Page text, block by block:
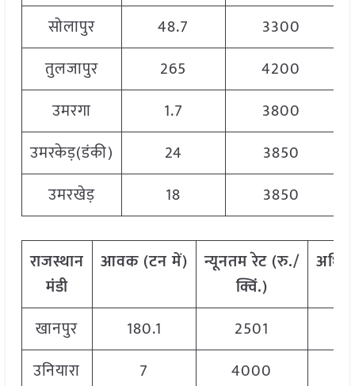
सोलापुर
48.7
3300
तुलजापुर
265
4200
उमरगा
1.7
3800
उमरकेड़(डंकी)
24
3850
उमरखेड़
18 3850
राजस्थान
मंडी
आवक (टनमें) न्यूनतमरेट (रु./
क्विं.)
खानपुर 180.1 2501
उनियारा
7 4000